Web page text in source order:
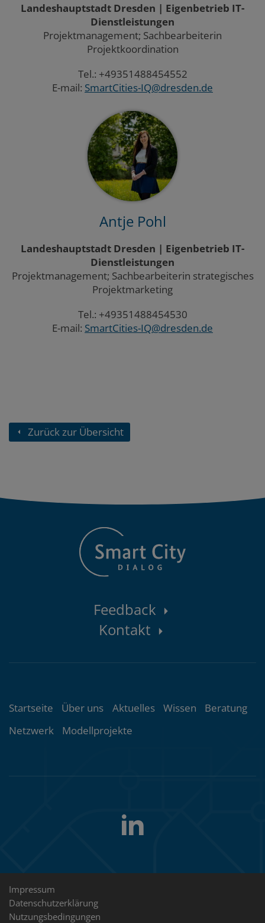
Landeshauptstadt Dresden | Eigenbetrieb IT-
Dienstleistungen
Projektmanagement; Sachbearbeiterin
Projektkoordination
Tel.: +49351488454552
E-mail: SmartCities-IQ@dresden.de
Antje Pohl
Landeshauptstadt Dresden | Eigenbetrieb IT-
Dienstleistungen
Projektmanagement; Sachbearbeiterin strategisches
Projektmarketing
Tel.: +49351488454530
E-mail: SmartCities-IQ@dresden.de
Zurück zur Übersicht
Kontaktbereich
Feedback
Kontakt
Themenübersicht
Startseite Über uns Aktuelles Wissen
Beratung
Netzwerk
Modellprojekte
Folgen
uns
LinkedIn
Rechtliche
Hinweise
Impressum
Datenschutzerklärung
Nutzungsbedingungen